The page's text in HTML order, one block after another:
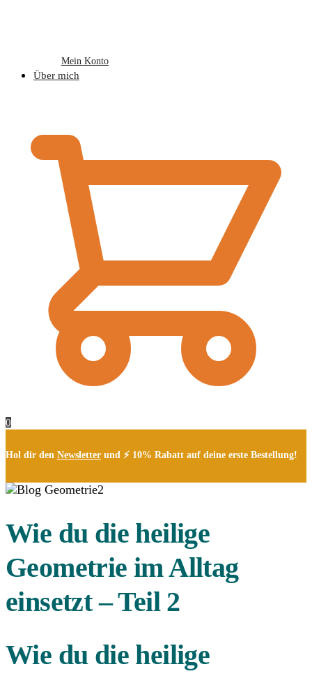
Mein Konto
Über mich
0
Hol dir den Newsletter und ⚡ 10% Rabatt auf deine erste Bestellung!
Wie du die heilige
Geometrie im Alltag
einsetzt – Teil 2
Wie du die heilige